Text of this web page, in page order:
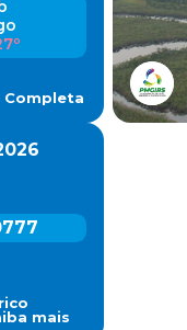
Completa
mais